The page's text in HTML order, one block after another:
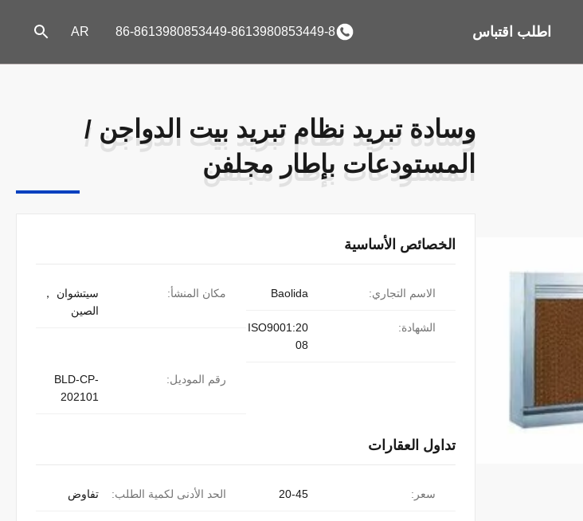
اطلب اقتباس 86-8613980853449-8613980853449-8
AR
وسادة تبريد نظام تبريد بيت الدواجن /
المستودعات بإطار مجلفن
وسادة تبريد نظام تبريد بيت الدواجن /
المستودعات بإطار مجلفن
الخصائص الأساسية
مكان المنشأ:
سيتشوان ，
الصين
الاسم التجاري: Baolida
الشهادة:
ISO9001:20
08
رقم الموديل:
BLD-CP-
202101
تداول العقارات
الحد الأدنى لكمية الطلب: تفاوض سعر: 20-45